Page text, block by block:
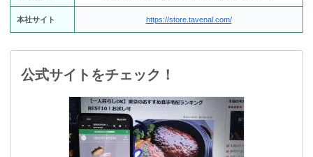
本社サイト https://store.tavenal.com/
公式サイトをチェック！